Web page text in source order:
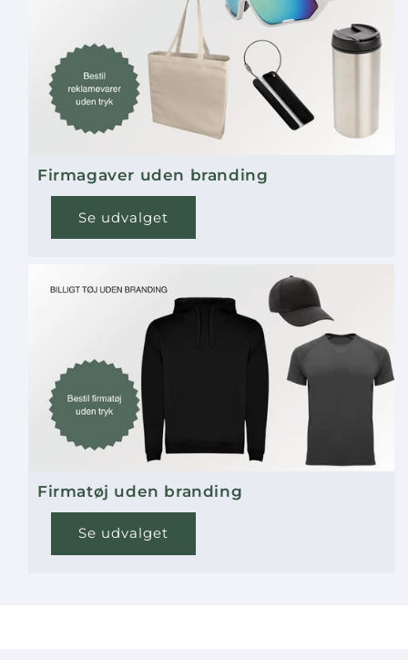
Firmagaver uden branding
Se udvalget
Firmatøj uden branding
Se udvalget